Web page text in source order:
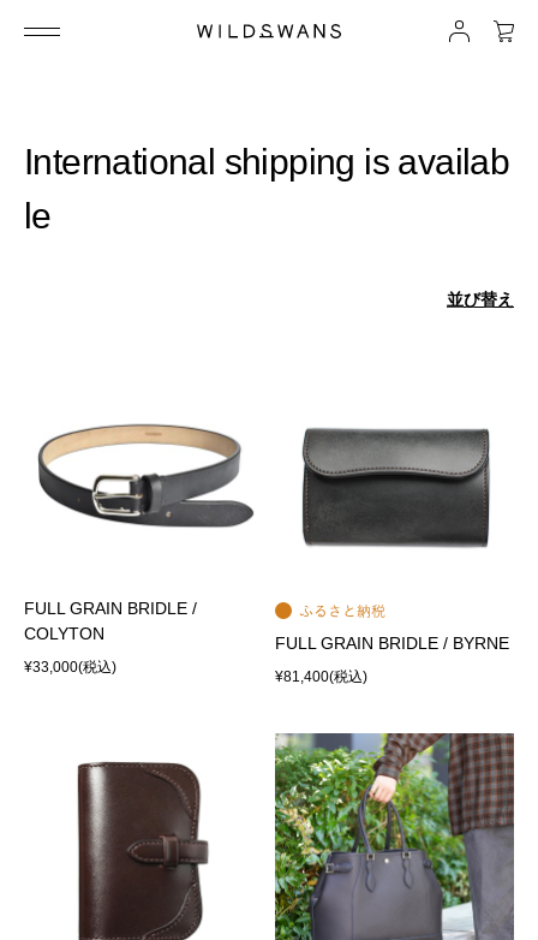
International shipping is availab
le
並び替え
FULL GRAIN BRIDLE /
COLYTON
¥33,000(税込)
FULL GRAIN BRIDLE / BYRNE
¥81,400(税込)